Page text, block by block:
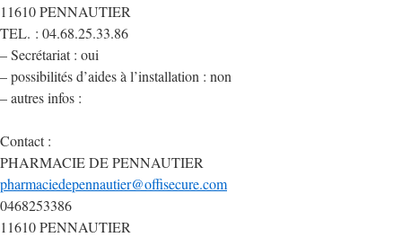
11610 PENNAUTIER
TEL. : 04.68.25.33.86
– Secrétariat : oui
– possibilités d’aides à l’installation : non
– autres infos :
Contact :
PHARMACIE DE PENNAUTIER
pharmaciedepennautier@offisecure.com
0468253386
11610 PENNAUTIER